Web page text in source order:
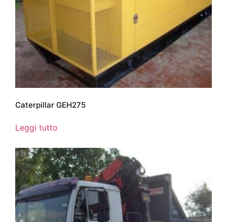
Caterpillar GEH275
Leggi tutto